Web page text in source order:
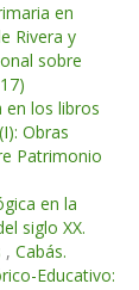
en
Rivera y
sobre
en los libros
Obras
Patrimonio
en la
siglo XX.
, Cabás.
Educativo: